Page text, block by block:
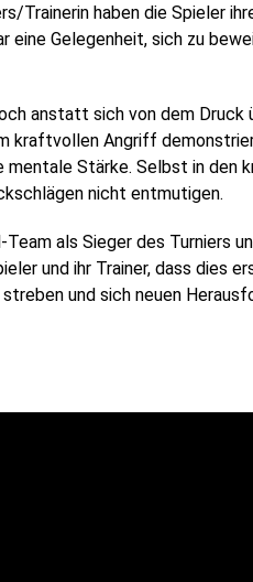
Trainerin haben die Spieler
Gelegenheit, sich zu
anstatt sich von dem Druck
kraftvollen Angriff
mentale Stärke. Selbst in den
nicht entmutigen.
als Sieger des Turniers
und ihr Trainer, dass dies
und sich neuen